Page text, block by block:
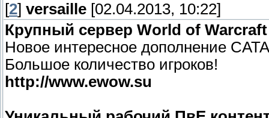
[2] versaille [02.04.2013, 10:22]
Крупный сервер World of
Новое интересное дополнение
Большое количество игроков!
http://www.ewow.su